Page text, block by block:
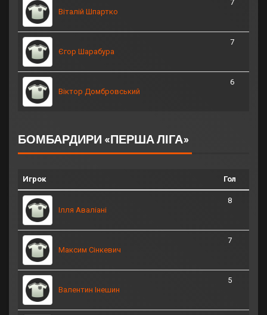
Віталій Шпартко
7
Єгор Шарабура
7
Віктор Домбровський
6
БОМБАРДИРИ «ПЕРША ЛІГА»
Игрок Гол
Ілля Аваліані
8
Максим Сінкевич
7
Валентин Інешин
5